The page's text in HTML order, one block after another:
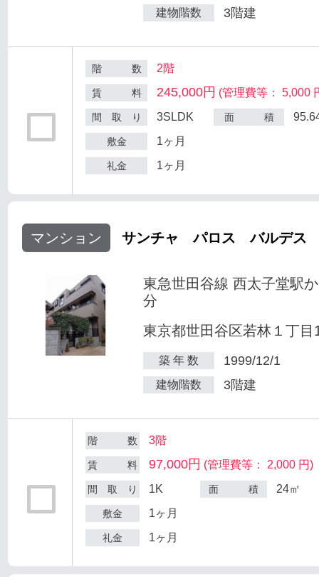
建物階数 3階建
階 数 2階
賃 料 245,000円 (管理費等： 5,000
間 取 り 3SLDK 面 積
敷金 1ヶ月
礼金 1ヶ月
マンション サンチャ パロス バルデス
東急世田谷線 西太子堂駅
分
東京都世田谷区若林１丁目
築 年 数 1999/12/1
建物階数 3階建
階 数 3階
賃 料 97,000円 (管理費等： 2,000 円)
間 取 り 1K 面 積 24㎡
敷金 1ヶ月
礼金 1ヶ月